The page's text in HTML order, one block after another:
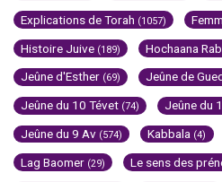
Explications de Torah (1057)
Histoire Juive (189) Hochaana
Jeûne d'Esther (69) Jeûne de
Jeûne du 10 Tévet (74) Jeûne du
Jeûne du 9 Av (574) Kabbala (4)
Lag Baomer (29) Le sens des